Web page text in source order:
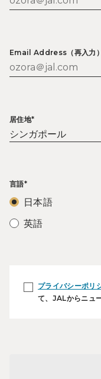
Email Address（再入力
居住地*
言語*
日本語
英語
プライバシーポリ
て、JALからニュ